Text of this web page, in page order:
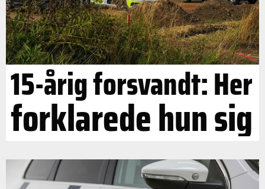
15-årig forsvandt: Her
forklarede hun sig